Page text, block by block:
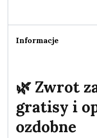
Informacje
🌿 Zwrot
gratisy i
ozdobne